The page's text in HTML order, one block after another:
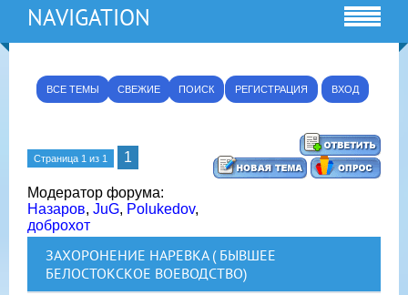
NAVIGATION
ВСЕ ТЕМЫ СВЕЖИЕ ПОИСК РЕГИСТРАЦИЯ ВХОД
Страница 1 из 1 1
Модератор форума:
Назаров, JuG, Polukedov,
доброхот
ЗАХОРОНЕНИЕ НАРЕВКА ( БЫВШЕЕ
БЕЛОСТОКСКОЕ ВОЕВОДСТВО)